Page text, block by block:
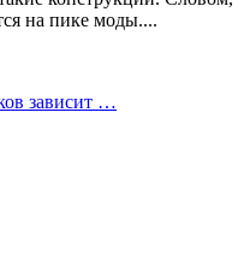
на пике моды....
зависит …